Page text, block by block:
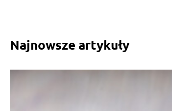
Najnowsze artykuły